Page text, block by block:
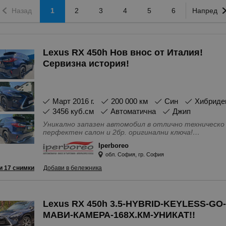
Назад 1 2 3 4 5 6 Напред
Lexus RX 450h Нов внос от Италия!
Сервизна история!
март 2016 г. 200 000 км Син
3456 куб.см
Автоматична Джип
Уникално запазен автомобил в отлично
перфектен салон и 2бр. оригинални ключа!
Особености - 360 camera \ Задна камера, 4(5)
CarPlay \ Android Auto, Bluetooth \ handsfree система,
Tiptronic, USB, audio\video, IN\AUX изводи,
Адаптивни предни светлини, Антиблокираща
Бордкомпютър, Вентилация на седалките,
възглавници - Предни, Въздушни възглавници -
стабилизиране, Климатроник, Кожен салон,
фарове, Лети джанти, Металик,
Панорамен люк, Парктроник, Подгряване на
покрива, Сензор за дъжд, Сервизна книжка, Серво
Iperboreo
обл. София, гр. София
и 17 снимки Добави в бележника
Lexus RX 450h 3.5-HYBRID-KEYLESS-GO-
МАВИ-КАМЕРА-168Х.КМ-УНИКАТ!!